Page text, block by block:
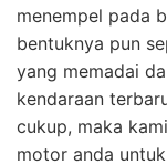
menempel pada
bentuknya pun
yang memadai
kendaraan
cukup, maka
motor anda untuk